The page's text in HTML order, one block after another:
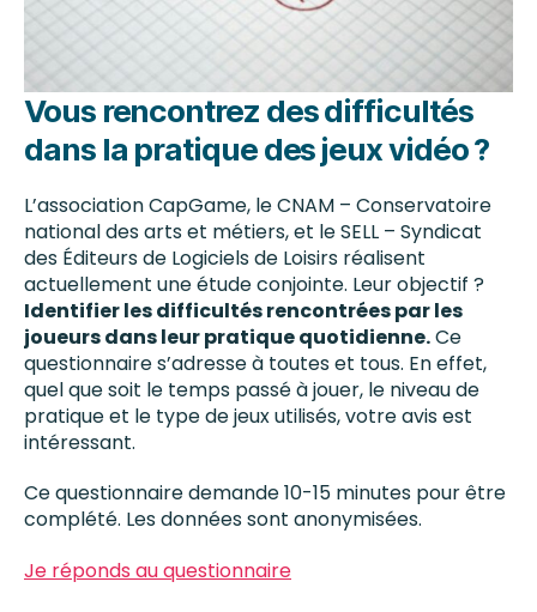
Vous rencontrez des difficultés
dans la pratique des jeux vidéo ?
L’association CapGame, le CNAM – Conservatoire
national des arts et métiers, et le SELL – Syndicat
des Éditeurs de Logiciels de Loisirs réalisent
actuellement une étude conjointe. Leur objectif ?
Identifier les difficultés rencontrées par les
joueurs dans leur pratique quotidienne.Ce
questionnaire s’adresse à toutes et tous. En effet,
quel que soit le temps passé à jouer, le niveau de
pratique et le type de jeux utilisés, votre avis est
intéressant.
Ce questionnaire demande 10-15 minutes pour être
complété. Les données sont anonymisées.
Je réponds au questionnaire